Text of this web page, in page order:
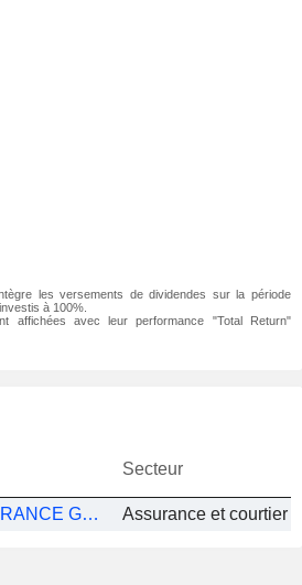
les versements de dividendes sur la période
à 100%.
affichées avec leur performance "Total Return"
Secteur
ZURICH INSURANCE GROUP LTD